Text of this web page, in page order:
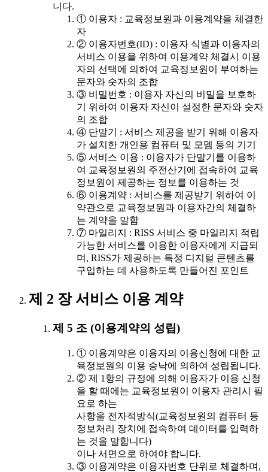
니다.
① 이용자 : 교육정보원과 이용계약을 체결한
자
② 이용자번호(ID) : 이용자 식별과 이용자의
서비스 이용을 위하여 이용계약 체결시 이용
자의 선택에 의하여 교육정보원이 부여하는
문자와 숫자의 조합
③ 비밀번호 : 이용자 자신의 비밀을 보호하
기 위하여 이용자 자신이 설정한 문자와 숫자
의 조합
④ 단말기 : 서비스 제공을 받기 위해 이용자
가 설치한 개인용 컴퓨터 및 모뎀 등의 기기
⑤ 서비스 이용 : 이용자가 단말기를 이용하
여 교육정보원의 주전산기에 접속하여 교육
정보원이 제공하는 정보를 이용하는 것
⑥ 이용계약 : 서비스를 제공받기 위하여 이
약관으로 교육정보원과 이용자간의 체결하
는 계약을 말함
⑦ 마일리지 : RISS 서비스 중 마일리지 적립
가능한 서비스를 이용한 이용자에게 지급되
며, RISS가 제공하는 특정 디지털 콘텐츠를
구입하는 데 사용하도록 만들어진 포인트
제 2 장 서비스 이용 계약
제 5 조 (이용계약의 성립)
① 이용계약은 이용자의 이용신청에 대한 교
육정보원의 이용 승낙에 의하여 성립됩니다.
② 제 1항의 규정에 의해 이용자가 이용 신청
을 할 때에는 교육정보원이 이용자 관리시 필
요로 하는
사항을 전자적방식(교육정보원의 컴퓨터 등
정보처리 장치에 접속하여 데이터를 입력하
는 것을 말합니다)
이나 서면으로 하여야 합니다.
③ 이용계약은 이용자번호 단위로 체결하며,